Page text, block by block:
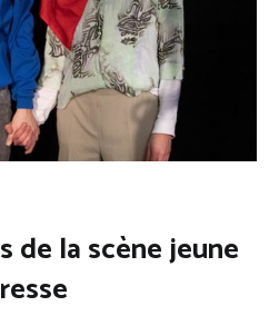
de la scène jeune